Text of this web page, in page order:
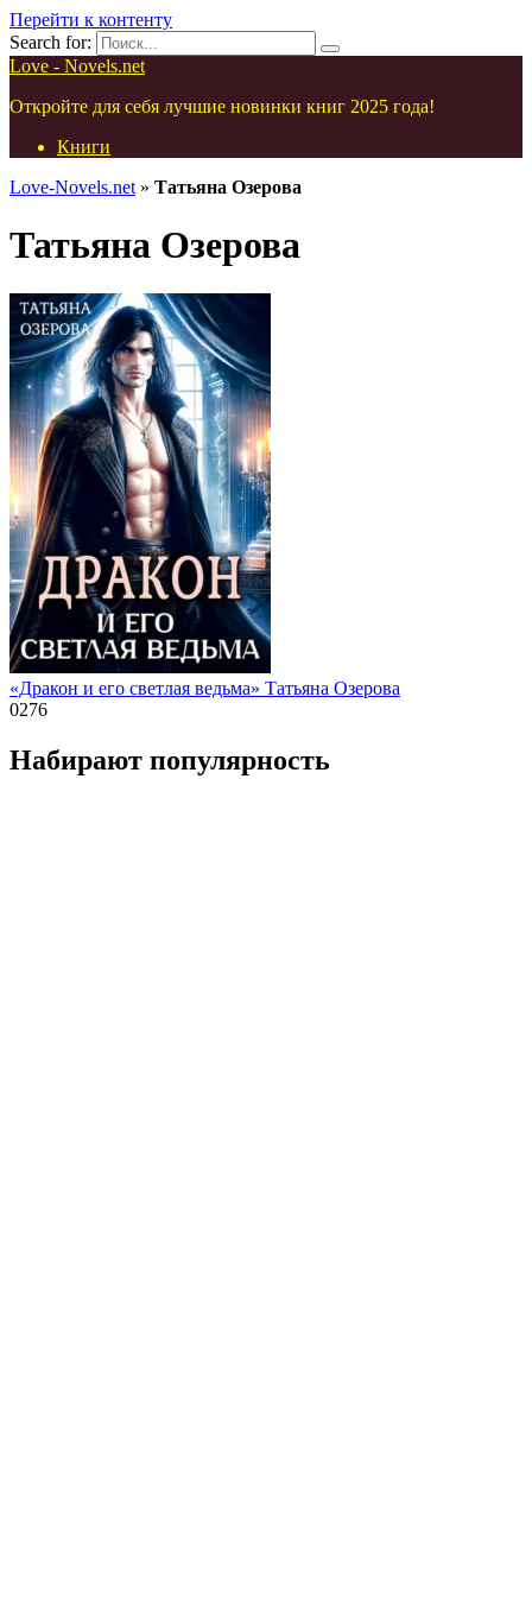
Перейти к контенту
Search for:
Love - Novels.net
Откройте для себя лучшие новинки книг 2025 года!
Книги
Love-Novels.net » Татьяна Озерова
Татьяна Озерова
«Дракон и его светлая ведьма» Татьяна Озерова
0276
Набирают популярность